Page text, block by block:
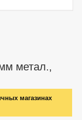
метал.,
магазинах